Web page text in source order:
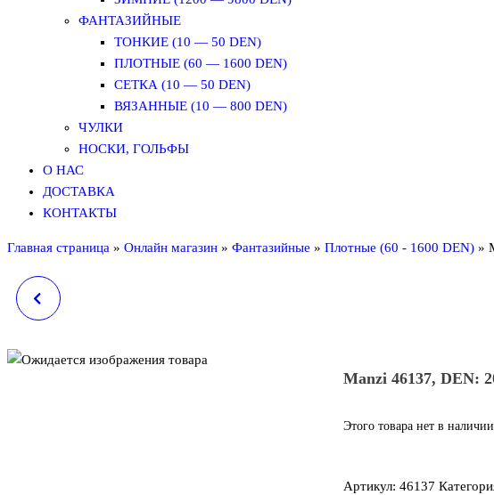
ФАНТАЗИЙНЫЕ
ТОНКИЕ (10 — 50 DEN)
ПЛОТНЫЕ (60 — 1600 DEN)
СЕТКА (10 — 50 DEN)
ВЯЗАННЫЕ (10 — 800 DEN)
ЧУЛКИ
НОСКИ, ГОЛЬФЫ
О НАС
ДОСТАВКА
КОНТАКТЫ
Главная страница » Онлайн магазин » Фантазийные » Плотные (60 - 1600 DEN) »
Manzi 46137, DEN:
Этого товара нет в
Артикул:46137